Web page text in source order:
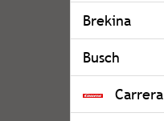
Brekina
Busch
Carrera